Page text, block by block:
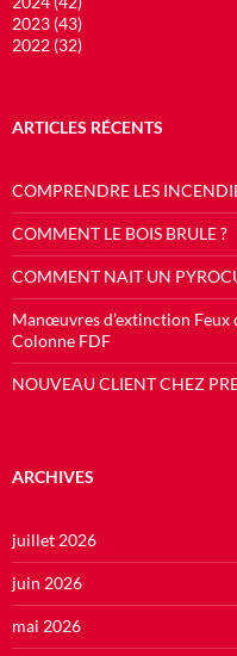
2023 (43)
2022 (32)
ARTICLES RÉCENTS
COMPRENDRE LES
COMMENT LE BOIS BRULE ?
COMMENT NAIT UN
Manœuvres d’extinction Feux
Colonne FDF
NOUVEAU CLIENT CHEZ
ARCHIVES
juillet 2026
juin 2026
mai 2026